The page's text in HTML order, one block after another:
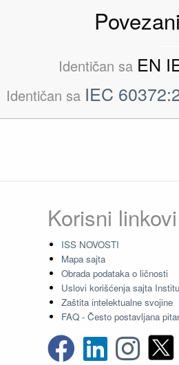
Identičan sa EN
Identičan sa IEC
Korisni linkovi
ISS NOVOSTI
Mapa sajta
Obrada podataka o ličnosti
Uslovi korišćenja sajta
Zaštita intelektualne svojine
FAQ - Često postavljana